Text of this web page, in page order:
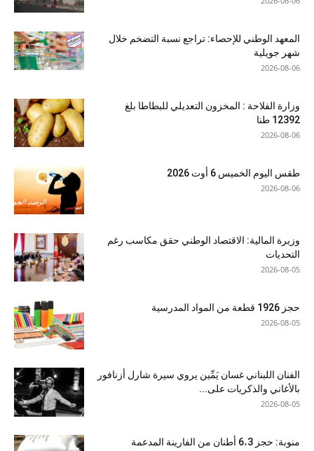
المعهد الوطني للإحصاء: تراجع نسبة التضخم خلال
شهر جويلية
2026-08-06
وزارة الفلاحة : المخزون التعديلي للبطاطا بلغ
12392 طنا
2026-08-06
طقس اليوم الخميس 6 أوت 2026
2026-08-06
وزيرة المالية: الاقتصاد الوطني حقق مكاسب رغم
التحديات
2026-08-05
حجز 1926 قطعة من المواد المدرسية
2026-08-05
الفنان اللبناني غسان يَمِّين يروي سيرة شارل أزنافور
بالأغاني والذكريات على...
2026-08-05
منوبة: حجز 6،3 أطنان من الفارينة المدعمة